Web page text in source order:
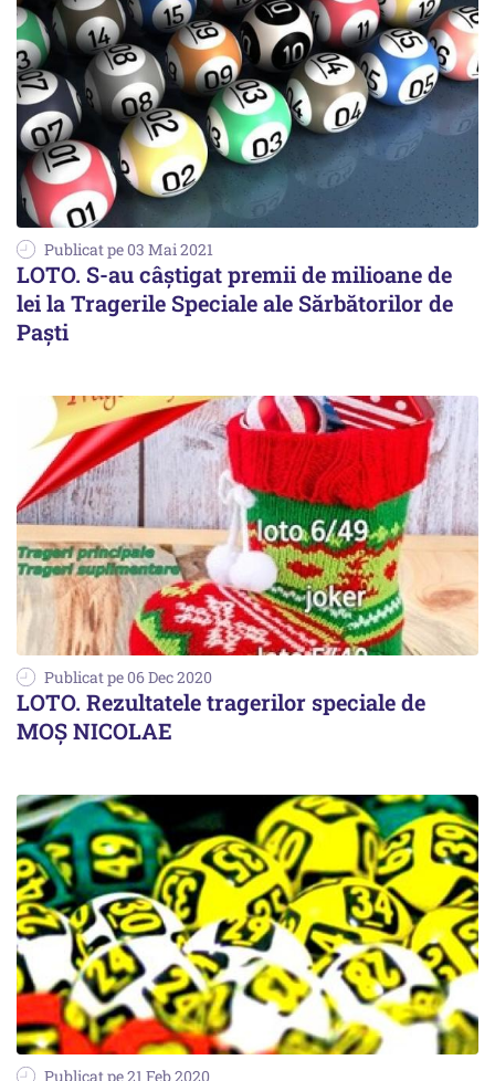
Publicat pe 03 Mai 2021
LOTO. S-au câștigat premii de milioane de
lei la Tragerile Speciale ale Sărbătorilor de
Paști
Publicat pe 06 Dec 2020
LOTO. Rezultatele tragerilor speciale de
MOȘ NICOLAE
Publicat pe 21 Feb 2020